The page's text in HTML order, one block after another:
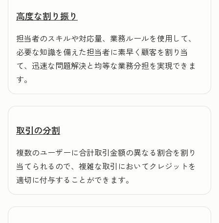
高度な割り振り
担当者のスキルや対応量、業務ルールを使用して、
必要な知識を備えた担当者に素早く顧客を割り当
て、迅速な問題解決と均等な業務分担を実現できま
す。
取引の分割
複数のユーザーに合計取引金額の異なる割合を割り
当てられるので、複雑な取引においてクレジットを
適切に付与することができます。